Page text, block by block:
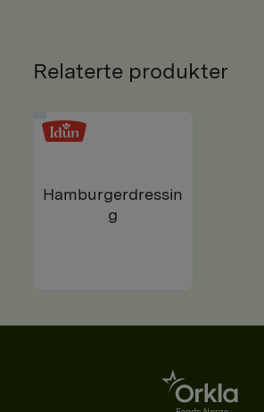
Relaterte produkter
Hamburgerdressin
g